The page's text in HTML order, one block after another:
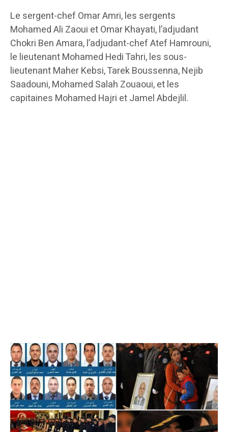
Le sergent-chef Omar Amri, les sergents
Mohamed Ali Zaoui et Omar Khayati, l’adjudant
Chokri Ben Amara, l’adjudant-chef Atef Hamrouni,
le lieutenant Mohamed Hedi Tahri, les sous-
lieutenant Maher Kebsi, Tarek Boussenna, Nejib
Saadouni, Mohamed Salah Zouaoui, et les
capitaines Mohamed Hajri et Jamel Abdejlil.